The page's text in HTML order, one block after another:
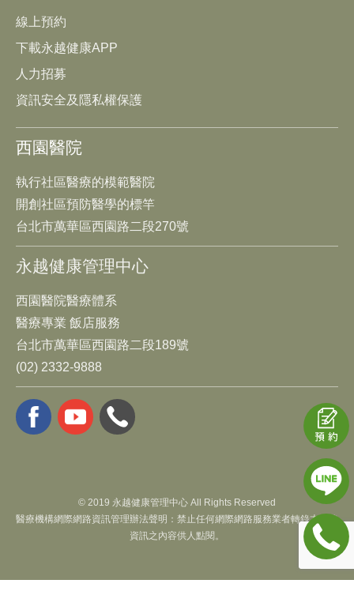
線上預約
下載永越健康APP
人力招募
資訊安全及隱私權保護
西園醫院
執行社區醫療的模範醫院
開創社區預防醫學的標竿
台北市萬華區西園路二段270號
永越健康管理中心
西園醫院醫療體系
醫療專業 飯店服務
台北市萬華區西園路二段189號
(02) 2332-9888
© 2019 永越健康管理中心 All Rights Reserved
醫療機構網際網路資訊管理辦法聲明：禁止任何網際網路服務業者轉錄本網路
資訊之內容供人點閱。